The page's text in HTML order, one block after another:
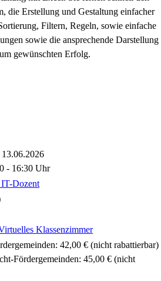
die Erstellung und Gestaltung einfacher
Filtern, Regeln, sowie einfache
sowie die ansprechende Darstellung
gewünschten Erfolg.
- 16:30 Uhr
IT-Dozent
Klassenzimmer
42,00 € (nicht rabattierbar)
Fördergemeinden: 45,00 € (nicht